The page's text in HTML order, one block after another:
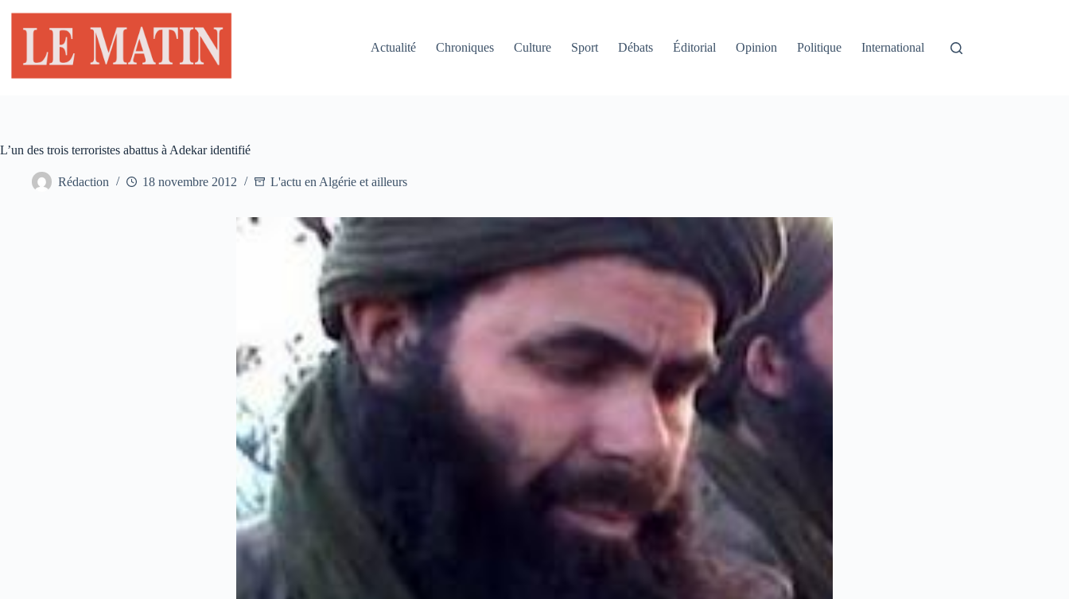
contenu
Actualité
Chroniques Culture Sport Débats Éditorial Opinion Politique International
L’un des trois terroristes abattus à Adekar identifié
Rédaction 18 novembre 2012 L'actu en Algérie et ailleurs